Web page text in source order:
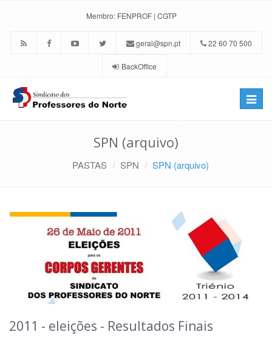
Membro: FENPROF | CGTP
geral@spn.pt 22 60 70 500
BackOffice
Toggle
SPN (arquivo)
PASTAS SPN SPN (arquivo)
2011 - eleições - Resultados Finais